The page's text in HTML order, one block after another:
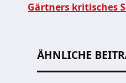
Gärtners kritisches
ÄHNLICHE